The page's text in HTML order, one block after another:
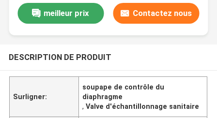
meilleur prix Contactez nous
DESCRIPTION DE PRODUIT
Surligner:
soupape de contrôle du
diaphragme
,Valve d'échantillonnage sanitaire